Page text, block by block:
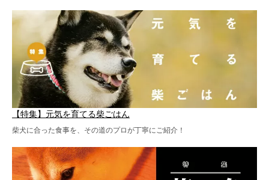
【特集】元気を育てる柴ごはん
柴犬に合った食事を、その道のプロが丁寧にご紹介！